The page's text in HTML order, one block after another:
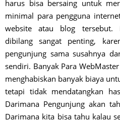
harus bisa bersaing untuk
minimal para pengguna
website atau blog tersebut.
dibilang sangat penting,
pengunjung sama susahnya
sendiri. Banyak Para
menghabiskan banyak biaya
tetapi tidak mendatangkan
Darimana Pengunjung akan
Darimana kita bisa tahu kalau